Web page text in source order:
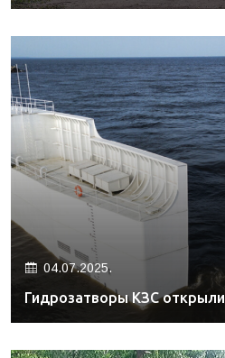
04.07.2025.
Гидрозатворы КЗС открыли